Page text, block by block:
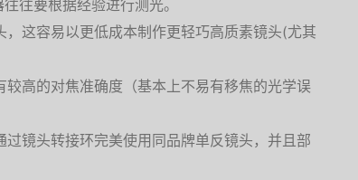
往要根据经验进行测光。
这容易以更低成本制作更轻巧高质素镜头(尤其
高的对焦准确度（基本上不易有移焦的光学误
镜头转接环完美使用同品牌单反镜头，并且部